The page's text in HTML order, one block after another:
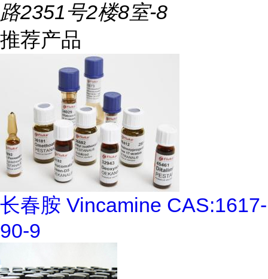
路2351号2楼8室-8
推荐产品
长春胺 Vincamine CAS:1617-
90-9